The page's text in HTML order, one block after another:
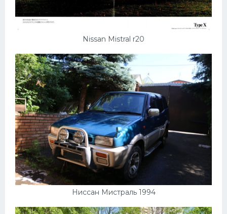
Nissan Mistral r20
Ниссан Мистраль 1994